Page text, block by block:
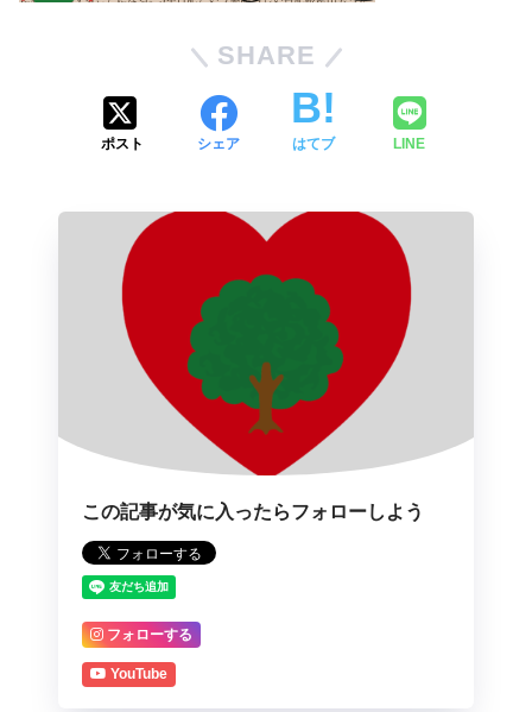
SHARE
ポスト シェア はてブ LINE
この記事が気に入ったらフォローしよう
フォローする
YouTube